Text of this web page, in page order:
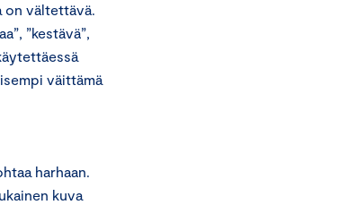
on vältettävä.
”kestävä”,
väittämä
harhaan.
kuva